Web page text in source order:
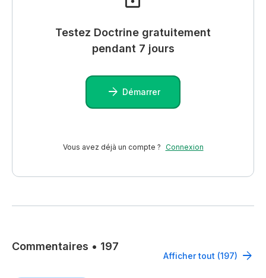
Testez Doctrine gratuitement
pendant 7 jours
Démarrer
Vous avez déjà un compte ? Connexion
Commentaires • 197
Afficher tout (197)